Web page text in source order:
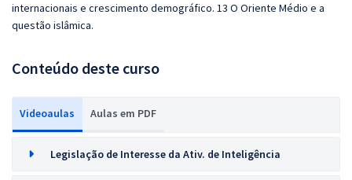
internacionais e crescimento demográfico. 13 O Oriente Médio e a
questão islâmica.
Conteúdo deste curso
Videoaulas Aulas em PDF
Legislação de Interesse da Ativ. de Inteligência